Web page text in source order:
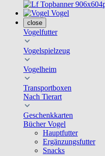
Vogel
close
Vogelfutter
Vogelspielzeug
Vogelheim
Transportboxen
Nach Tierart
Geschenkkarten
Bücher Vogel
Hauptfutter
Ergänzungsfutter
Snacks